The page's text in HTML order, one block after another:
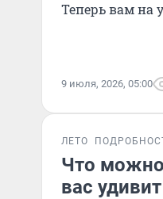
Теперь вам на
9 июля, 2026, 05:00
ЛЕТО
Что можно
вас удивит